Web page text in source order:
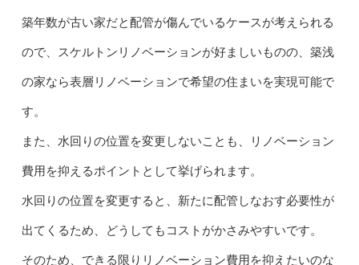
築年数が古い家だと配管が傷んでいるケースが考えられる
ので、スケルトンリノベーションが好ましいものの、築浅
の家なら表層リノベーションで希望の住まいを実現可能で
す。
また、水回りの位置を変更しないことも、リノベーション
費用を抑えるポイントとして挙げられます。
水回りの位置を変更すると、新たに配管しなおす必要性が
出てくるため、どうしてもコストがかさみやすいです。
そのため、できる限りリノベーション費用を抑えたいのな